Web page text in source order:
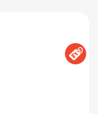
sóval ízesítve,
kitűnő reggelit-
200ml, ill. 500ml
helyen. Felbontás
Energia: 3700
zsírsavak: 18 g
0 g Só: 0 g